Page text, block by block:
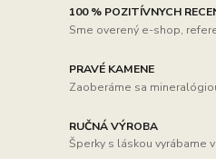
100 % POZITÍVNYCH
Sme overený e-shop,
PRAVÉ KAMENE
Zaoberáme sa
RUČNÁ VÝROBA
Šperky s láskou vyrábame